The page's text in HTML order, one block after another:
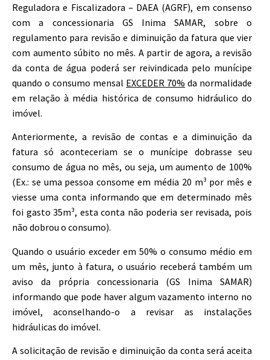
Reguladora e Fiscalizadora – DAEA (AGRF), em consenso
com a concessionaria GS Inima SAMAR, sobre o
regulamento para revisão e diminuição da fatura que vier
com aumento súbito no mês. A partir de agora, a revisão
da conta de água poderá ser reivindicada pelo munícipe
quando o consumo mensal EXCEDER 70% da normalidade
em relação à média histórica de consumo hidráulico do
imóvel.
Anteriormente, a revisão de contas e a diminuição da
fatura só aconteceriam se o munícipe dobrasse seu
consumo de água no mês, ou seja, um aumento de 100%
(Ex.: se uma pessoa consome em média 20 m³ por mês e
viesse uma conta informando que em determinado mês
foi gasto 35m³, esta conta não poderia ser revisada, pois
não dobrou o consumo).
Quando o usuário exceder em 50% o consumo médio em
um mês, junto à fatura, o usuário receberá também um
aviso da própria concessionaria (GS Inima SAMAR)
informando que pode haver algum vazamento interno no
imóvel, aconselhando-o a revisar as instalações
hidráulicas do imóvel.
A solicitação de revisão e diminuição da conta será aceita